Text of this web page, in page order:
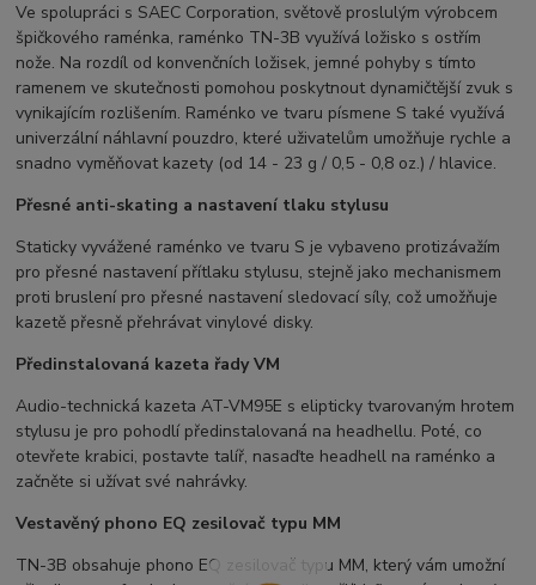
Ve spolupráci s SAEC Corporation, světově proslulým výrobcem
špičkového raménka, raménko TN-3B využívá ložisko s ostřím
nože. Na rozdíl od konvenčních ložisek, jemné pohyby s tímto
ramenem ve skutečnosti pomohou poskytnout dynamičtější zvuk s
vynikajícím rozlišením. Raménko ve tvaru písmene S také využívá
univerzální náhlavní pouzdro, které uživatelům umožňuje rychle a
snadno vyměňovat kazety (od 14 - 23 g / 0,5 - 0,8 oz.) / hlavice.
Přesné anti-skating a nastavení tlaku stylusu
Staticky vyvážené raménko ve tvaru S je vybaveno protizávažím
pro přesné nastavení přítlaku stylusu, stejně jako mechanismem
proti bruslení pro přesné nastavení sledovací síly, což umožňuje
kazetě přesně přehrávat vinylové disky.
Předinstalovaná kazeta řady VM
Audio-technická kazeta AT-VM95E s elipticky tvarovaným hrotem
stylusu je pro pohodlí předinstalovaná na headhellu. Poté, co
otevřete krabici, postavte talíř, nasaďte headhell ​​na raménko a
začněte si užívat své nahrávky.
Vestavěný phono EQ zesilovač typu MM
TN-3B obsahuje phono EQ zesilovač typu MM, který vám umožní